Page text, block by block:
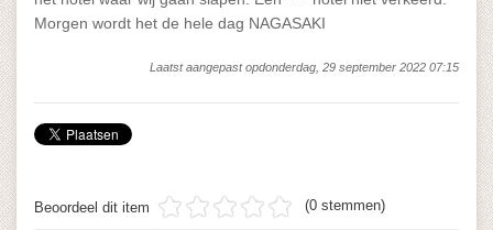
Morgen wordt het de hele dag NAGASAKI
Laatst aangepast opdonderdag, 29 september 2022 07:15
Beoordeel dit item (0 stemmen)